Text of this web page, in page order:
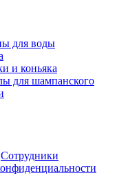
для воды
и коньяка
для шампанского
Сотрудники